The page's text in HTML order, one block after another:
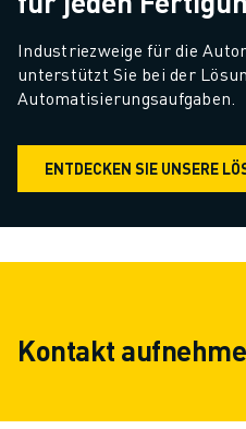
Industriezweige für die
unterstützt Sie bei der
Automatisierungsaufgaben.
ENTDECKEN SIE UNSERE
Kontakt